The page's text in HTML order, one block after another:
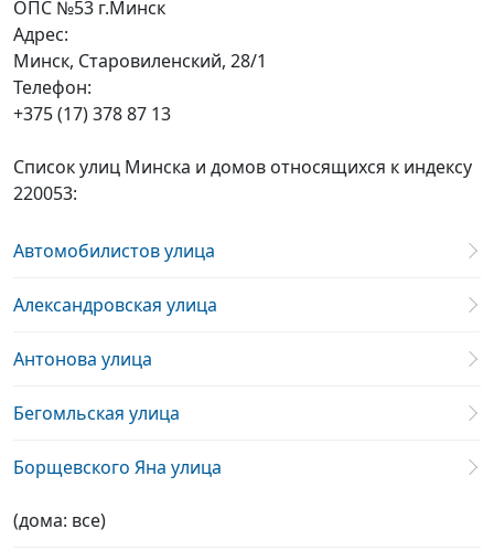
ОПС №53 г.Минск
Адрес:
Минск, Старовиленский, 28/1
Телефон:
+375 (17) 378 87 13
Список улиц Минска и домов относящихся к индексу
220053:
Автомобилистов улица
Александровская улица
Антонова улица
Бегомльская улица
Борщевского Яна улица
(дома: все)